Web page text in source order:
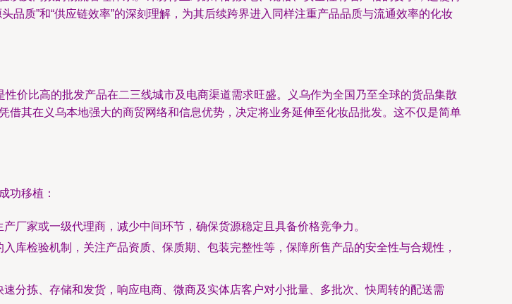
质”和“供应链效率”的深刻理解，为其后续跨界进入同样注重产品品质与流通效率的化妆
价比高的批发产品在二三线城市及电商渠道需求旺盛。义乌作为全国乃至全球的货品集散
其在义乌本地强大的商贸网络和信息优势，决定将业务延伸至化妆品批发。这不仅是简单
功移植：
厂家或一级代理商，减少中间环节，确保货源稳定且具备价格竞争力。
库检验机制，关注产品资质、保质期、包装完整性等，保障所售产品的安全性与合规性，
分拣、存储和发货，响应电商、微商及实体店客户对小批量、多批次、快周转的配送需